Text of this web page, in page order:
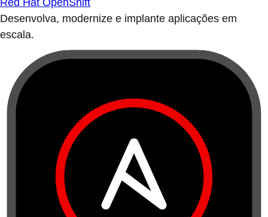
Red Hat OpenShift
Desenvolva, modernize e implante aplicações em
escala.